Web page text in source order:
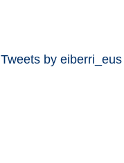
Tweets by eiberri_eus